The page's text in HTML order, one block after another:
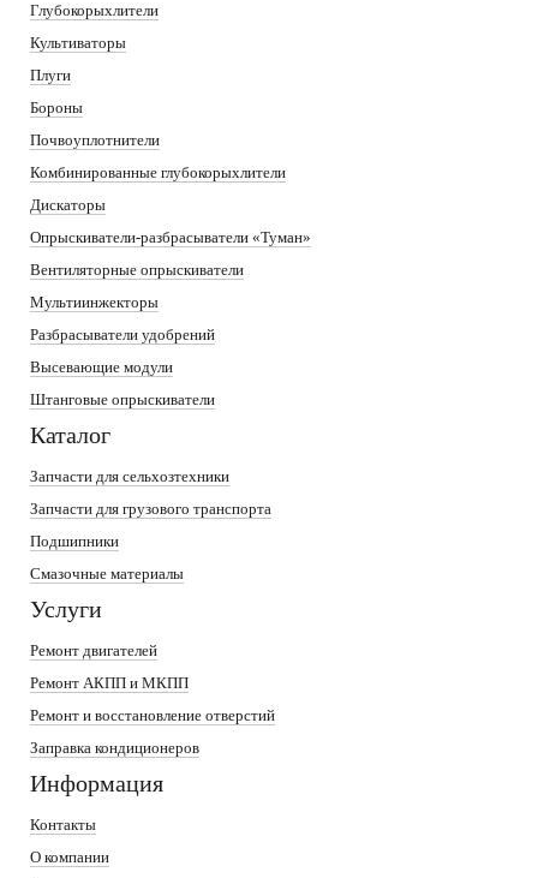
Глубокорыхлители
Культиваторы
Плуги
Бороны
Почвоуплотнители
Комбинированные глубокорыхлители
Дискаторы
Опрыскиватели-разбрасыватели «Туман»
Вентиляторные опрыскиватели
Мультиинжекторы
Разбрасыватели удобрений
Высевающие модули
Штанговые опрыскиватели
Каталог
Запчасти для сельхозтехники
Запчасти для грузового транспорта
Подшипники
Смазочные материалы
Услуги
Ремонт двигателей
Ремонт АКПП и МКПП
Ремонт и восстановление отверстий
Заправка кондиционеров
Информация
Контакты
О компании